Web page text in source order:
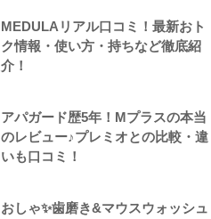
MEDULAリアル口コミ！最新おト
ク情報・使い方・持ちなど徹底紹
介！
アパガード歴5年！Mプラスの本当
のレビュー♪プレミオとの比較・違
いも口コミ！
おしゃ✨歯磨き&マウスウォッシュ